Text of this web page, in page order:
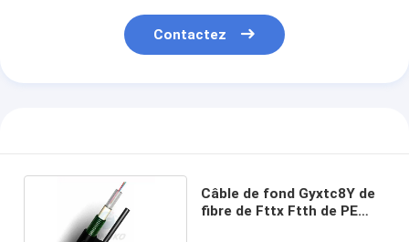
Contactez
Câble de fond Gyxtc8Y de
fibre de Fttx Ftth de PE